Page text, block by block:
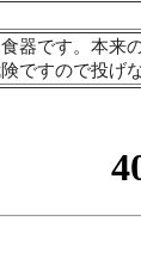
器です。本来
ですので投げ